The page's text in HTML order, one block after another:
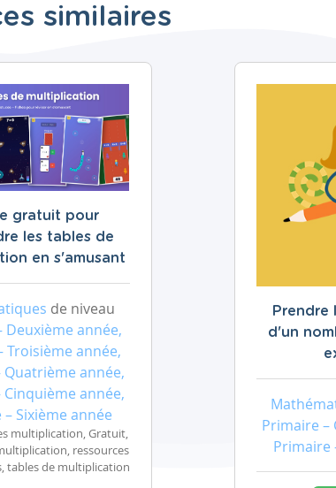
similaires
gratuit pour
les tables de
en s'amusant
de niveau
Deuxième année,
Troisième année,
Quatrième année,
année,
Sixième année
multiplication, Gratuit,
ressources
tables de multiplication
Prendre
d'un
Primaire –
Primaire